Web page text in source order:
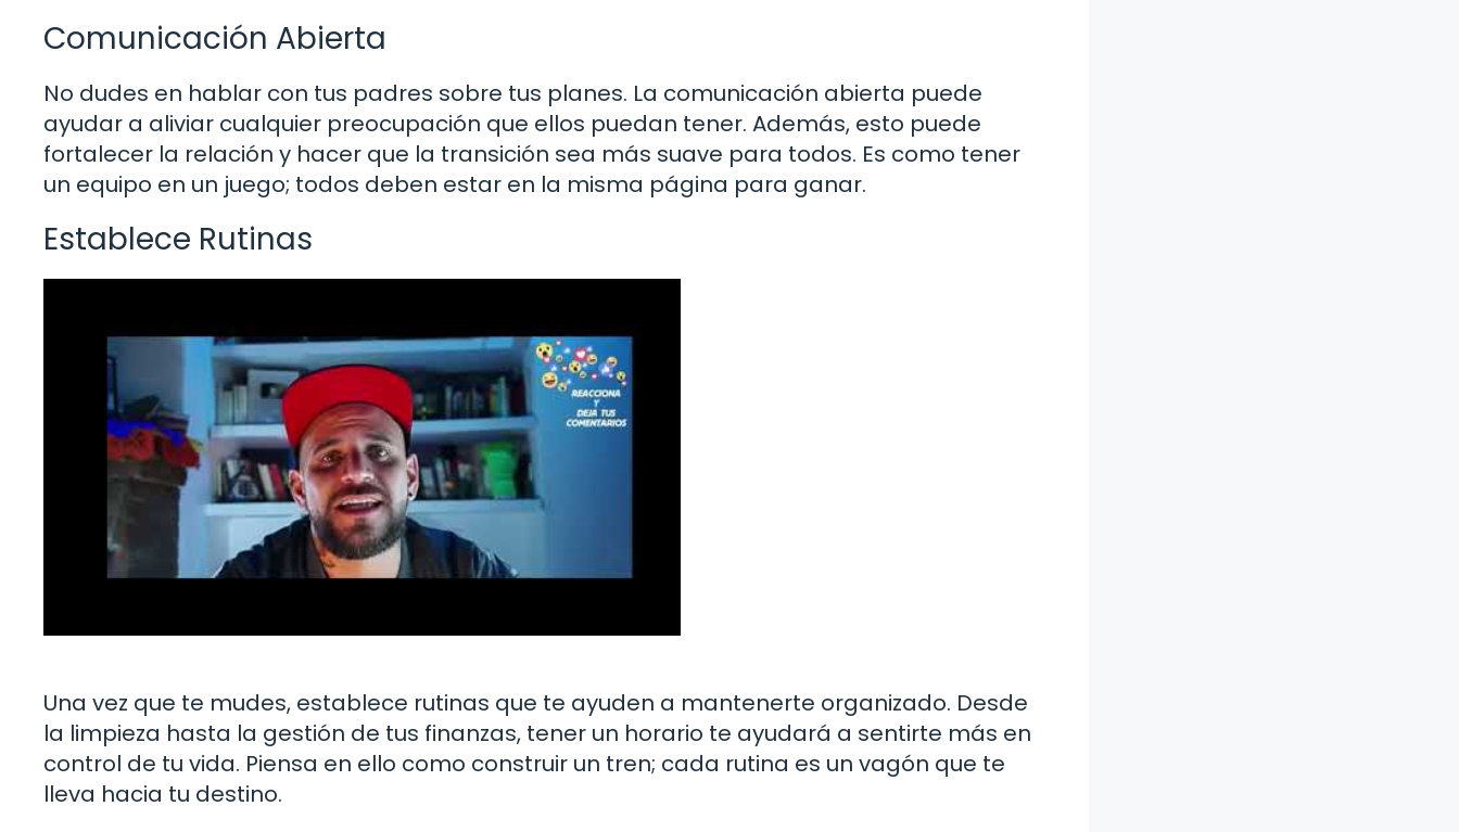
Comunicación Abierta
No dudes en hablar con tus padres sobre tus planes. La comunicación abierta puede
ayudar a aliviar cualquier preocupación que ellos puedan tener. Además, esto puede
fortalecer la relación y hacer que la transición sea más suave para todos. Es como tener
un equipo en un juego; todos deben estar en la misma página para ganar.
Establece Rutinas
Una vez que te mudes, establece rutinas que te ayuden a mantenerte organizado. Desde
la limpieza hasta la gestión de tus finanzas, tener un horario te ayudará a sentirte más en
control de tu vida. Piensa en ello como construir un tren; cada rutina es un vagón que te
lleva hacia tu destino.